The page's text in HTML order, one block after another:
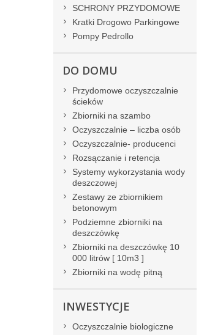
SCHRONY PRZYDOMOWE
Kratki Drogowo Parkingowe
Pompy Pedrollo
DO DOMU
Przydomowe oczyszczalnie
ścieków
Zbiorniki na szambo
Oczyszczalnie – liczba osób
Oczyszczalnie- producenci
Rozsączanie i retencja
Systemy wykorzystania wody
deszczowej
Zestawy ze zbiornikiem
betonowym
Podziemne zbiorniki na
deszczówkę
Zbiorniki na deszczówkę 10
000 litrów [ 10m3 ]
Zbiorniki na wodę pitną
INWESTYCJE
Oczyszczalnie biologiczne